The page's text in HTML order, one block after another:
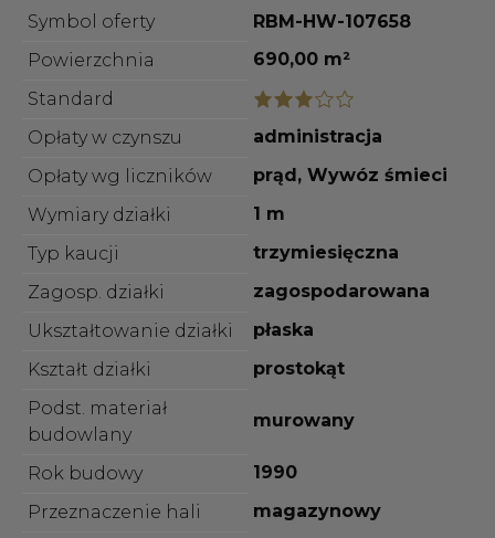
Symbol oferty
RBM-HW-107658
Powierzchnia
690,00 m²
Standard
Opłaty w czynszu
administracja
Opłaty wg liczników
prąd, Wywóz śmieci
Wymiary działki
1 m
Typ kaucji
trzymiesięczna
Zagosp. działki
zagospodarowana
Ukształtowanie działki
płaska
Kształt działki
prostokąt
Podst. materiał
budowlany
murowany
Rok budowy
1990
Przeznaczenie hali
magazynowy